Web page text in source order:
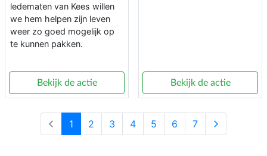
ledematen van Kees willen
we hem helpen zijn leven
weer zo goed mogelijk op
te kunnen pakken.
Bekijk de actie Bekijk de actie
1 2 3 4 5 6 7